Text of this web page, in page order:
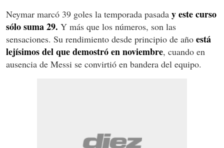
Neymar marcó 39 goles la temporada pasada y este curso
sólo suma 29. Y más que los números, son las
sensaciones. Su rendimiento desde principio de año está
lejísimos del que demostró en noviembre, cuando en
ausencia de Messi se convirtió en bandera del equipo.